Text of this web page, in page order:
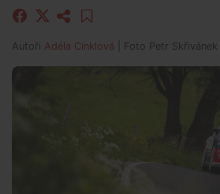
Autoři Adéla Cinklová | Foto Petr Skřivánek